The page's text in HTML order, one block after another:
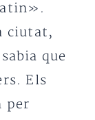
ciutat,
que
Els
per